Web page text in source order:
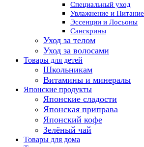
Специальный уход
Увлажнение и Питание
Эссенции и Лосьоны
Санскрины
Уход за телом
Уход за волосами
Товары для детей
Школьникам
Витамины и минералы
Японские продукты
Японские сладости
Японская приправа
Японский кофе
Зелёный чай
Товары для дома